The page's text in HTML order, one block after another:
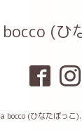
(ひ
bocco (ひなたぼっこ)